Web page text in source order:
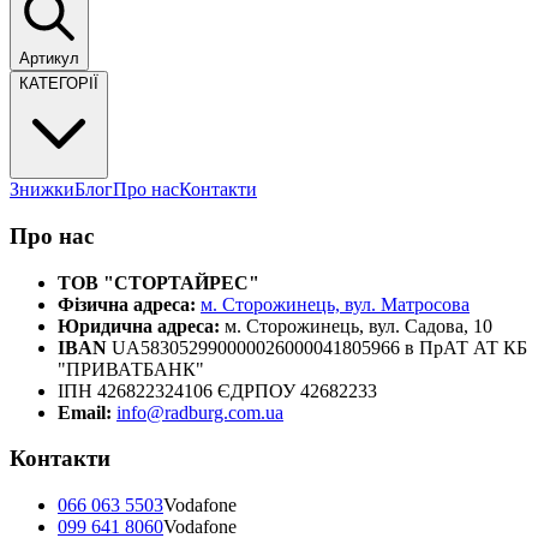
Артикул
КАТЕГОРІЇ
ЗнижкиБлогПро насКонтакти
Про нас
ТОВ "СТОРТАЙРЕС"
Фізична адреса: м. Сторожинець, вул. Матросова
Юридична адреса: м. Сторожинець, вул. Садова, 10
IBAN UA583052990000026000041805966 в ПрАТ АТ КБ
"ПРИВАТБАНК"
ІПН 426822324106 ЄДРПОУ 42682233
Email: info@radburg.com.ua
Контакти
066 063 5503Vodafone
099 641 8060Vodafone